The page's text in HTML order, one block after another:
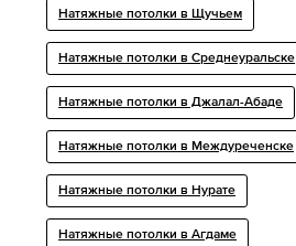
Натяжные потолки в Щучьем
Натяжные потолки в Среднеуральске
Натяжные потолки в Джалал-Абаде
Натяжные потолки в Междуреченске
Натяжные потолки в Нурате
Натяжные потолки в Агдаме